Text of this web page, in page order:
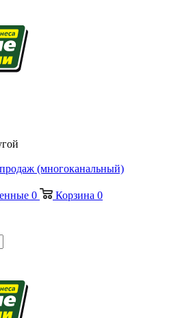
(многоканальный)
0 Корзина 0